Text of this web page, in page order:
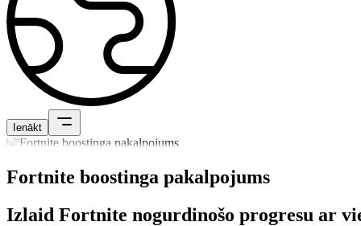
Ienākt
Fortnite boostinga pakalpojums
Izlaid Fortnite nogurdinošo progresu ar